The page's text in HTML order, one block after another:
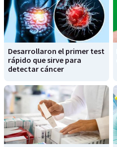
Desarrollaron el primer test
rápido que sirve para
detectar cáncer